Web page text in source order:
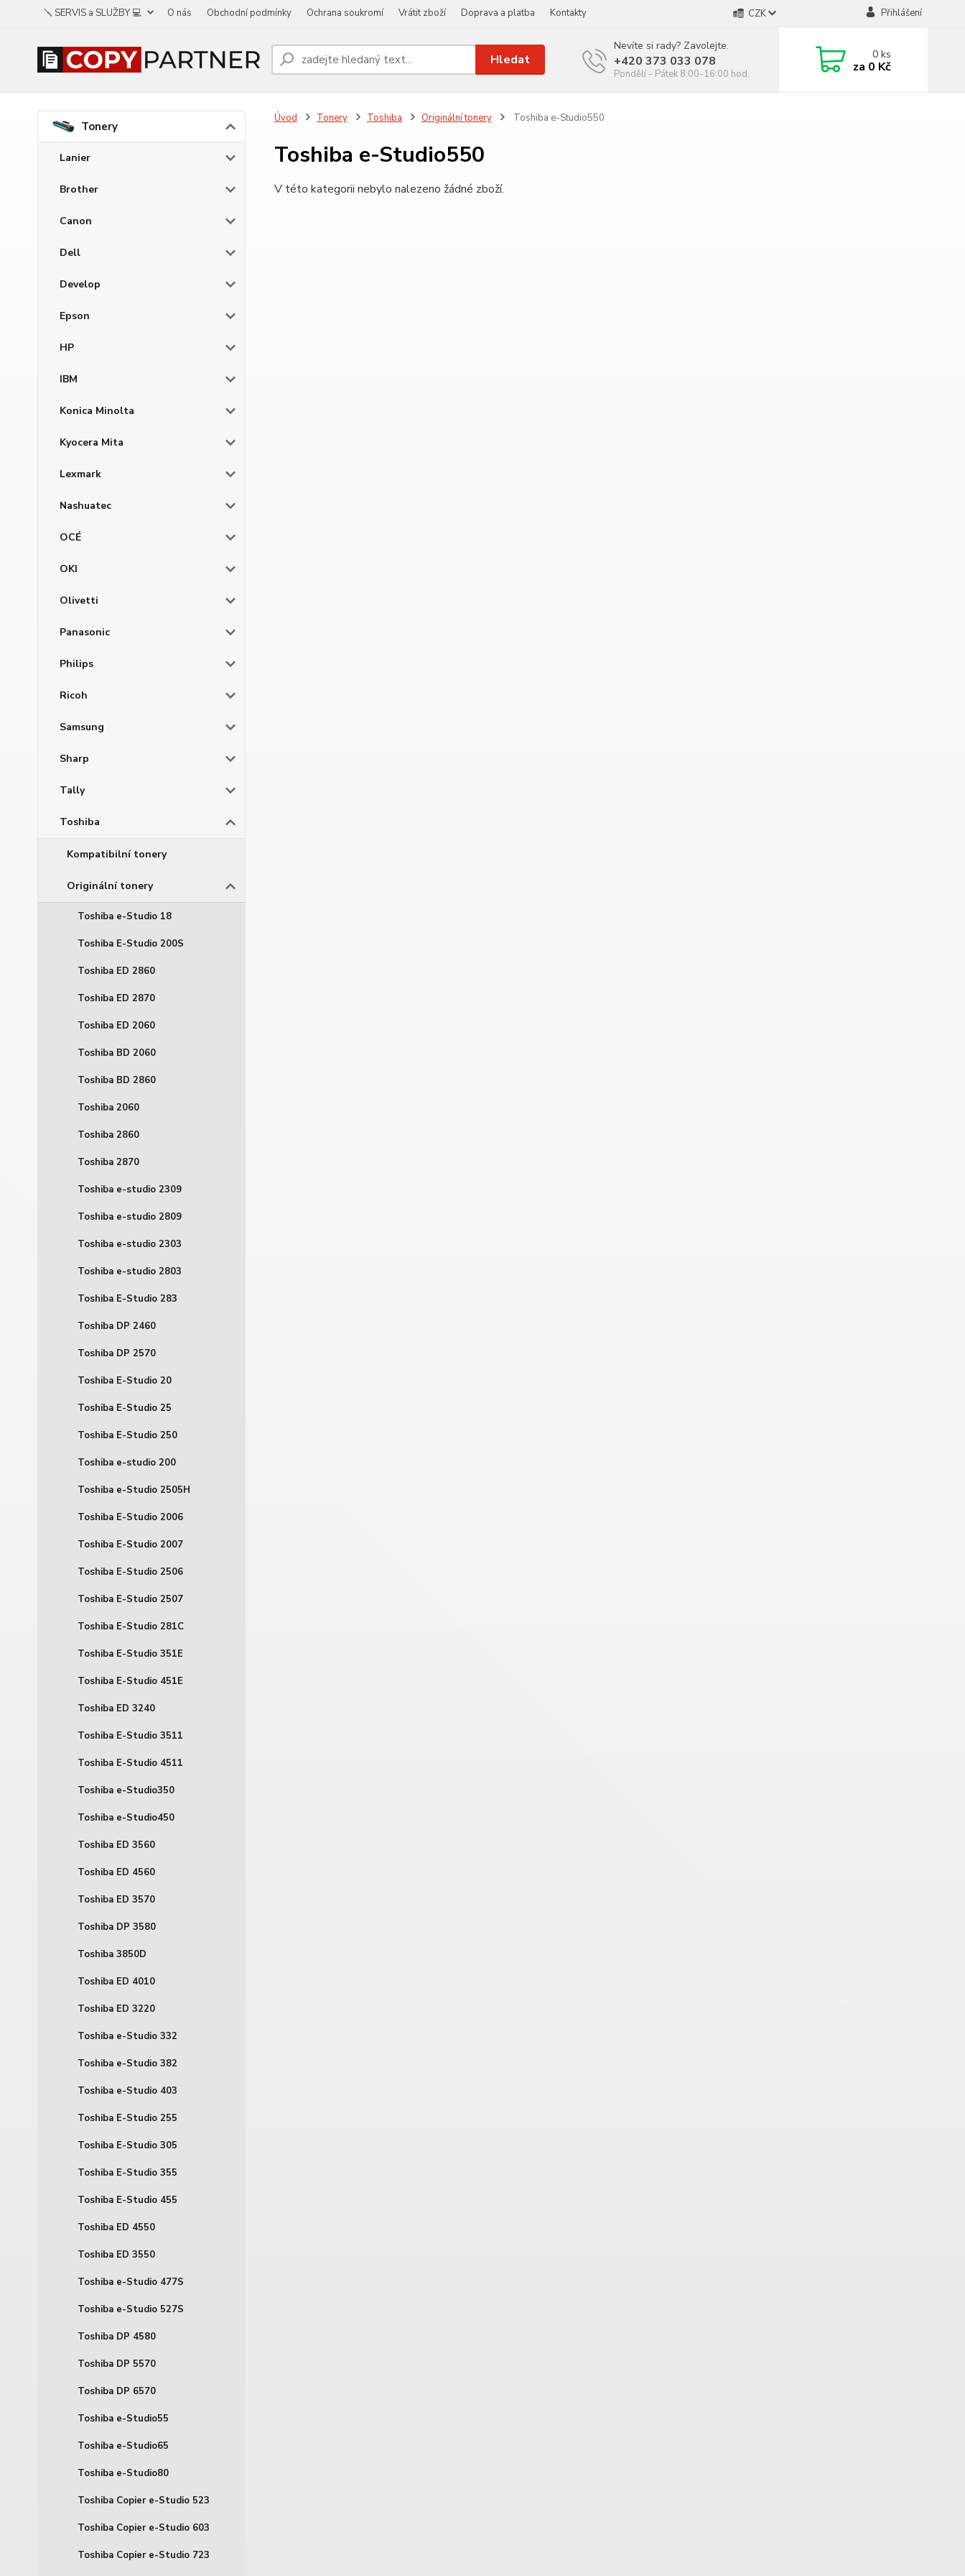
🪛 SERVIS a SLUŽBY 💻 O nás Obchodní podmínky Ochrana soukromí Vrátit zboží Doprava a platba Kontakty CZK Přihlášení
Hledat
Nevíte si rady? Zavolejte.
+420 373 033 078
Pondělí - Pátek 8:00-16:00 hod.
0ks
za 0 Kč
Tonery
Lanier
Brother
Canon
Dell
Develop
Epson
HP
IBM
Konica Minolta
Kyocera Mita
Lexmark
Nashuatec
OCÉ
OKI
Olivetti
Panasonic
Philips
Ricoh
Samsung
Sharp
Tally
Toshiba
Kompatibilní tonery
Originální tonery
Toshiba e-Studio 18
Toshiba E-Studio 200S
Toshiba ED 2860
Toshiba ED 2870
Toshiba ED 2060
Toshiba BD 2060
Toshiba BD 2860
Toshiba 2060
Toshiba 2860
Toshiba 2870
Toshiba e-studio 2309
Toshiba e-studio 2809
Toshiba e-studio 2303
Toshiba e-studio 2803
Toshiba E-Studio 283
Toshiba DP 2460
Toshiba DP 2570
Toshiba E-Studio 20
Toshiba E-Studio 25
Toshiba E-Studio 250
Toshiba e-studio 200
Toshiba e-Studio 2505H
Toshiba E-Studio 2006
Toshiba E-Studio 2007
Toshiba E-Studio 2506
Toshiba E-Studio 2507
Toshiba E-Studio 281C
Toshiba E-Studio 351E
Toshiba E-Studio 451E
Toshiba ED 3240
Toshiba E-Studio 3511
Toshiba E-Studio 4511
Toshiba e-Studio350
Toshiba e-Studio450
Toshiba ED 3560
Toshiba ED 4560
Toshiba ED 3570
Toshiba DP 3580
Toshiba 3850D
Toshiba ED 4010
Toshiba ED 3220
Toshiba e-Studio 332
Toshiba e-Studio 382
Toshiba e-Studio 403
Toshiba E-Studio 255
Toshiba E-Studio 305
Toshiba E-Studio 355
Toshiba E-Studio 455
Toshiba ED 4550
Toshiba ED 3550
Toshiba e-Studio 477S
Toshiba e-Studio 527S
Toshiba DP 4580
Toshiba DP 5570
Toshiba DP 6570
Toshiba e-Studio55
Toshiba e-Studio65
Toshiba e-Studio80
Toshiba Copier e-Studio 523
Toshiba Copier e-Studio 603
Toshiba Copier e-Studio 723
Úvod Tonery Toshiba Originální tonery Toshiba e-Studio550
Toshiba e-Studio550
V této kategorii nebylo nalezeno žádné zboží.